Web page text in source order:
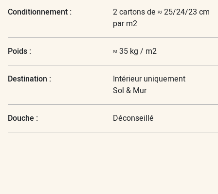
Conditionnement :
2 cartons de ≈ 25/24/23 cm
par m2
Poids : ≈ 35 kg / m2
Destination :
Intérieur uniquement
Sol & Mur
Douche : Déconseillé